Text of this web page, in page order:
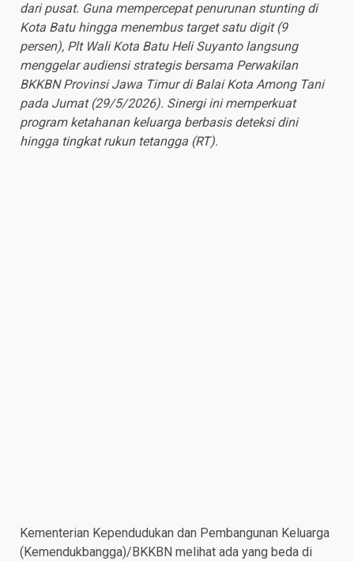
dari pusat. Guna mempercepat penurunan stunting di
Kota Batu hingga menembus target satu digit (9
persen), Plt Wali Kota Batu Heli Suyanto langsung
menggelar audiensi strategis bersama Perwakilan
BKKBN Provinsi Jawa Timur di Balai Kota Among Tani
pada Jumat (29/5/2026). Sinergi ini memperkuat
program ketahanan keluarga berbasis deteksi dini
hingga tingkat rukun tetangga (RT).
Kementerian Kependudukan dan Pembangunan Keluarga
(Kemendukbangga)/BKKBN melihat ada yang beda di